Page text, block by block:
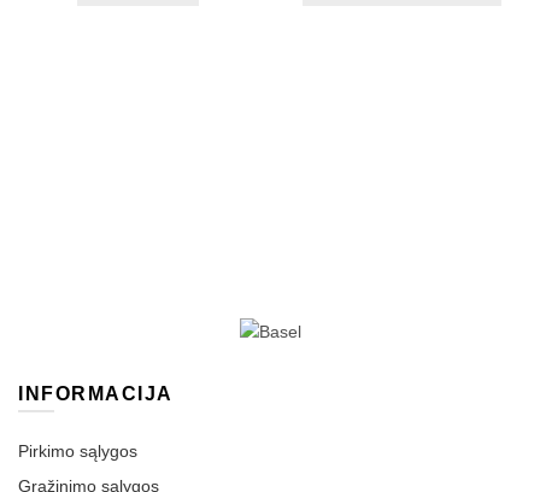
INFORMACIJA
Pirkimo sąlygos
Grąžinimo sąlygos